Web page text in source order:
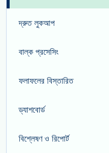
দ্রুত লুকআপ
বাল্ক প্রসেসিং
ফলাফলের বিস্তারিত
ড্যাশবোর্ড
বিশ্লেষণ ও রিপোর্ট